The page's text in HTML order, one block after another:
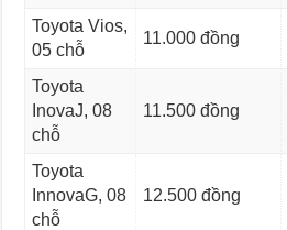
Toyota Vios,
05 chỗ
11.000 đồng
Toyota
InovaJ, 08
chỗ
11.500 đồng
Toyota
InnovaG, 08
chỗ
12.500 đồng